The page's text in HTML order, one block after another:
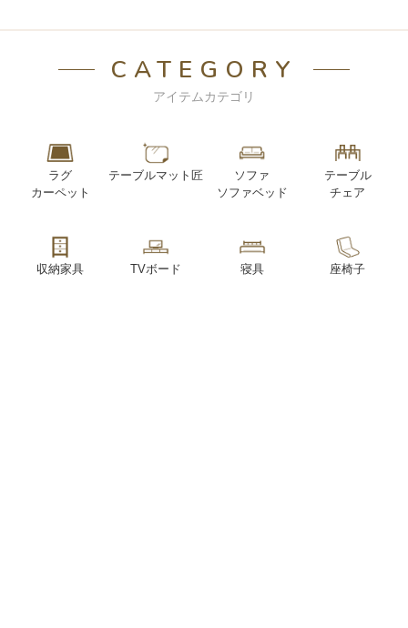
CATEGORY
アイテムカテゴリ
ラグ
カーペット
テーブルマット匠
ソファ
ソファベッド
テーブル
チェア
収納家具 TVボード 寝具 座椅子